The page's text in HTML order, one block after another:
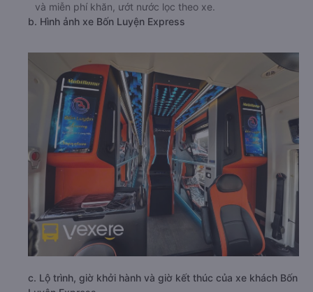
và miễn phí khăn, ướt nước lọc theo xe.
b. Hình ảnh xe Bốn Luyện Express
c. Lộ trình, giờ khởi hành và giờ kết thúc của xe khách Bốn